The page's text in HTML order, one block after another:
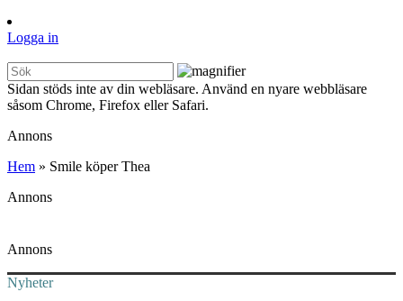
Logga in
Sidan stöds inte av din webläsare. Använd en nyare webbläsare
såsom Chrome, Firefox eller Safari.
Annons
Hem » Smile köper Thea
Annons
Annons
Nyheter